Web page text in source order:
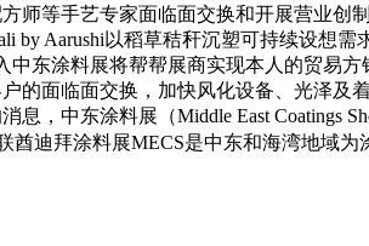
师等手艺专家面临面交换和开展营业创
Aarushi以稻草秸秆沉塑可持续设想
东涂料展将帮帮展商实现本人的贸易
的面临面交换，加快风化设备、光泽
，中东涂料展（Middle East Coatings
酋迪拜涂料展MECS是中东和海湾地域